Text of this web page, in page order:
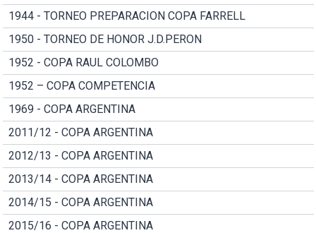
1944 - TORNEO PREPARACION COPA FARRELL
1950 - TORNEO DE HONOR J.D.PERON
1952 - COPA RAUL COLOMBO
1952 – COPA COMPETENCIA
1969 - COPA ARGENTINA
2011/12 - COPA ARGENTINA
2012/13 - COPA ARGENTINA
2013/14 - COPA ARGENTINA
2014/15 - COPA ARGENTINA
2015/16 - COPA ARGENTINA